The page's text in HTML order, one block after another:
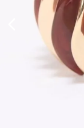
estado de tu
Mis Pedidos”